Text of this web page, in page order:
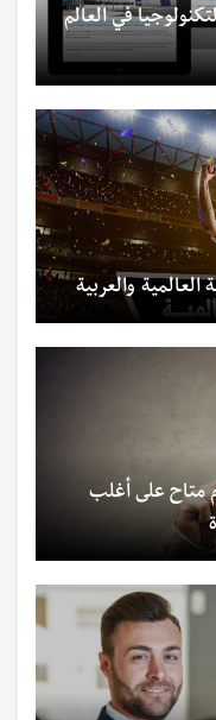
في العالم
العالمية والعربية
متاح على أغلب